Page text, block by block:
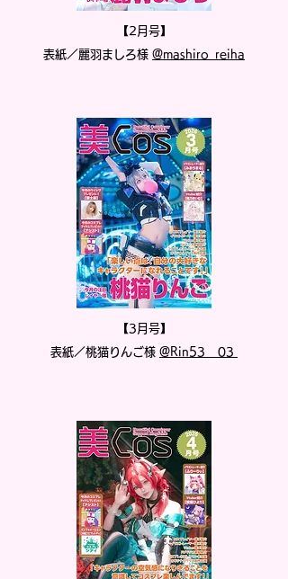
【2月号】
表紙／麗羽ましろ様 @mashiro_reiha
【3月号】
表紙／桃猫りんご様 @Rin53__03